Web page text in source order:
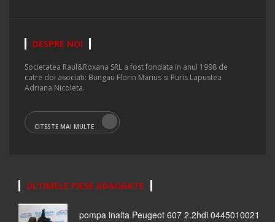
DESPRE NOI
Societatea Raul&Roxana SRL a fost fondata in anul 1998 de
catre doi asociati: Bungau Florin Marius si Puris Lapustea
Adriana Nicoleta.
CITESTE MAI MULTE
ULTIMELE PIESE ADAUGATE
pompa inalta Peugeot 607 2.2hdi 0445010021